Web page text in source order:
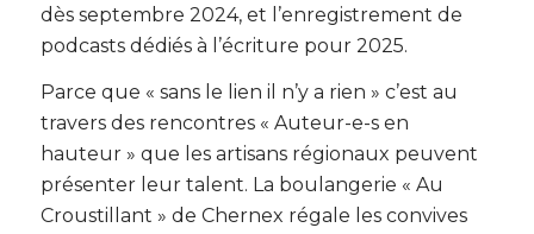
dès septembre 2024, et l’enregistrement de
podcasts dédiés à l’écriture pour 2025.
Parce que « sans le lien il n’y a rien » c’est au
travers des rencontres « Auteur-e-s en
hauteur » que les artisans régionaux peuvent
présenter leur talent. La boulangerie « Au
Croustillant » de Chernex régale les convives